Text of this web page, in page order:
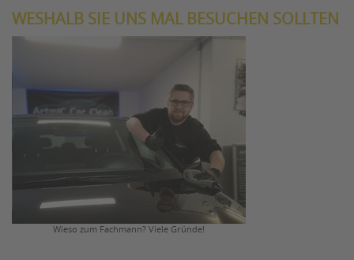
WESHALB SIE UNS MAL BESUCHEN SOLLTEN
Wieso zum Fachmann? Viele Gründe!